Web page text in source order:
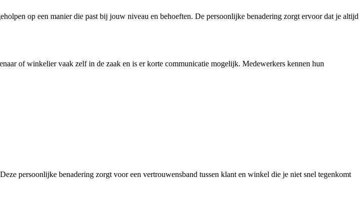
op een manier die past bij jouw niveau en behoeften. De persoonlijke benadering zorgt ervoor dat je altijd
of winkelier vaak zelf in de zaak en is er korte communicatie mogelijk. Medewerkers kennen hun
persoonlijke benadering zorgt voor een vertrouwensband tussen klant en winkel die je niet snel tegenkomt